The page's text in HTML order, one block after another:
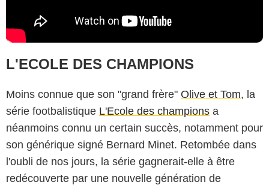
L'ECOLE DES CHAMPIONS
Moins connue que son "grand frère" Olive et Tom, la
série footbalistique L'Ecole des champions a
néanmoins connu un certain succès, notamment pour
son générique signé Bernard Minet. Retombée dans
l'oubli de nos jours, la série gagnerait-elle à être
redécouverte par une nouvelle génération de